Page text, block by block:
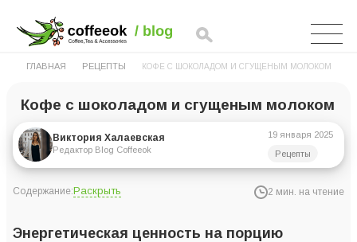
ГЛАВНАЯ РЕЦЕПТЫ КОФЕ С ШОКОЛАДОМ И СГУЩЕНЫМ МОЛОКОМ
Кофе с шоколадом и сгущеным молоком
Виктория Халаевская
Редактор Blog Coffeeok
19 января 2025
Рецепты
Содержание:Раскрыть 2 мин. на чтение
Энергетическая ценность на порцию